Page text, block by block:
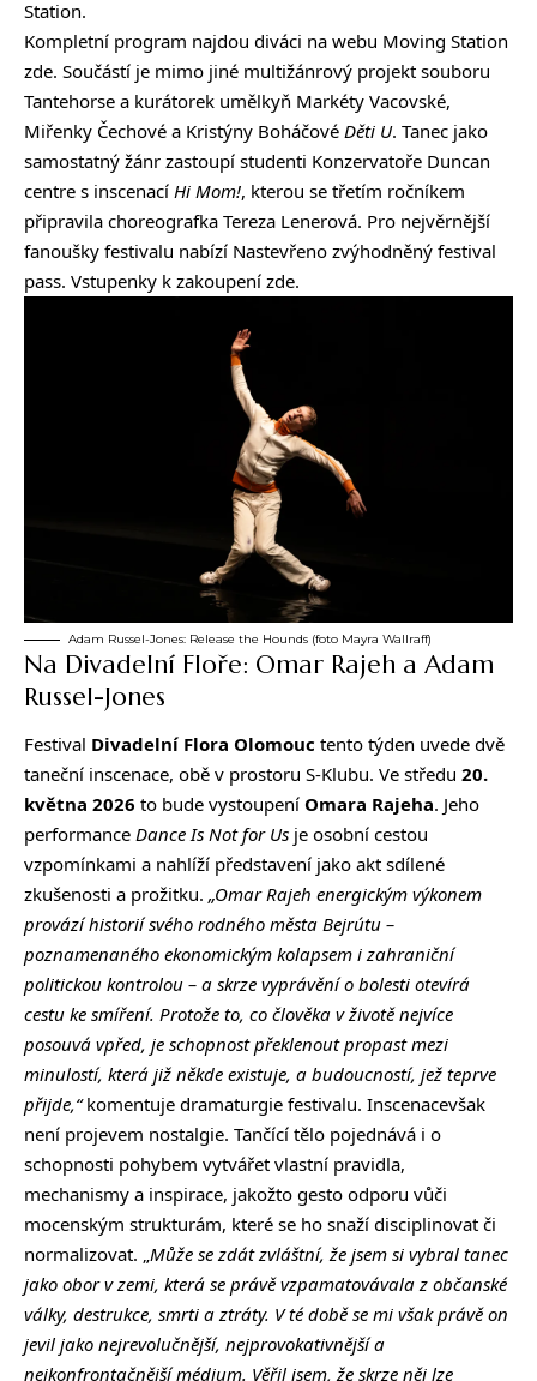
Station.
Kompletní program najdou diváci na webu Moving Station
zde. Součástí je mimo jiné multižánrový projekt souboru
Tantehorse a kurátorek umělkyň Markéty Vacovské,
Miřenky Čechové a Kristýny Boháčové Děti U. Tanec jako
samostatný žánr zastoupí studenti Konzervatoře Duncan
centre s inscenací Hi Mom!, kterou se třetím ročníkem
připravila choreografka Tereza Lenerová. Pro nejvěrnější
fanoušky festivalu nabízí Nastevřeno zvýhodněný festival
pass. Vstupenky k zakoupení zde.
Adam Russel-Jones: Release the Hounds (foto Mayra Wallraff)
Na Divadelní Floře: Omar Rajeh a Adam
Russel-Jones
Festival Divadelní Flora Olomouc tento týden uvede dvě
taneční inscenace, obě v prostoru S-Klubu. Ve středu 20.
května 2026 to bude vystoupení Omara Rajeha. Jeho
performance Dance Is Not for Us je osobní cestou
vzpomínkami a nahlíží představení jako akt sdílené
zkušenosti a prožitku. „Omar Rajeh energickým výkonem
provází historií svého rodného města Bejrútu –
poznamenaného ekonomickým kolapsem i zahraniční
politickou kontrolou – a skrze vyprávění o bolesti otevírá
cestu ke smíření. Protože to, co člověka v životě nejvíce
posouvá vpřed, je schopnost překlenout propast mezi
minulostí, která již někde existuje, a budoucností, jež teprve
přijde,“komentuje dramaturgie festivalu. Inscenacevšak
není projevem nostalgie. Tančící tělo pojednává i o
schopnosti pohybem vytvářet vlastní pravidla,
mechanismy a inspirace, jakožto gesto odporu vůči
mocenským strukturám, které se ho snaží disciplinovat či
normalizovat. „Může se zdát zvláštní, že jsem si vybral tanec
jako obor v zemi, která se právě vzpamatovávala z občanské
války, destrukce, smrti a ztráty. V té době se mi však právě on
jevil jako nejrevolučnější, nejprovokativnější a
nejkonfrontačnější médium. Věřil jsem, že skrze něj lze